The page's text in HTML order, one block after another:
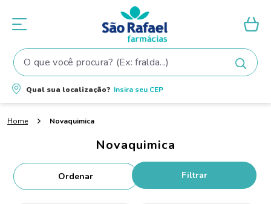
O que você procura? (Ex: fralda...)
Qual sua localização? Insira seu CEP
Novaquimica
Novaquimica
Filtrar
Termos mais buscados
1º fralda
2 shampoo
teste gravidez
5º tintura cabelo